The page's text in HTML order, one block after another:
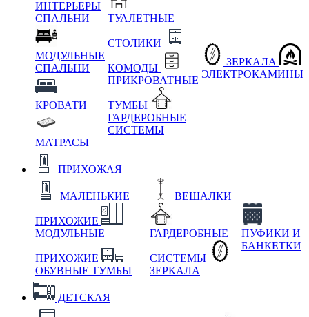
ИНТЕРЬЕРЫ
СПАЛЬНИ
МОДУЛЬНЫЕ
СПАЛЬНИ
КРОВАТИ
МАТРАСЫ
ТУАЛЕТНЫЕ
СТОЛИКИ
КОМОДЫ
ПРИКРОВАТНЫЕ
ТУМБЫ
ГАРДЕРОБНЫЕ
СИСТЕМЫ
ЗЕРКАЛА
ЭЛЕКТРОКАМИНЫ
ПРИХОЖАЯ
МАЛЕНЬКИЕ
ПРИХОЖИЕ
МОДУЛЬНЫЕ
ПРИХОЖИЕ
ОБУВНЫЕ ТУМБЫ
ВЕШАЛКИ
ГАРДЕРОБНЫЕ
СИСТЕМЫ
ЗЕРКАЛА
ПУФИКИ И
БАНКЕТКИ
ДЕТСКАЯ